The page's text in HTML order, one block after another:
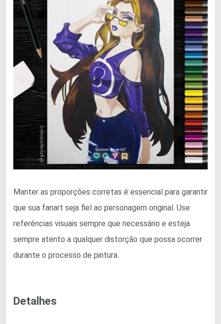
Manter as proporções corretas é essencial para garantir
que sua fanart seja fiel ao personagem original. Use
referências visuais sempre que necessário e esteja
sempre atento a qualquer distorção que possa ocorrer
durante o processo de pintura.
Detalhes